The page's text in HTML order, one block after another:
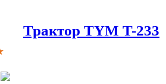
Трактор TYM T-233